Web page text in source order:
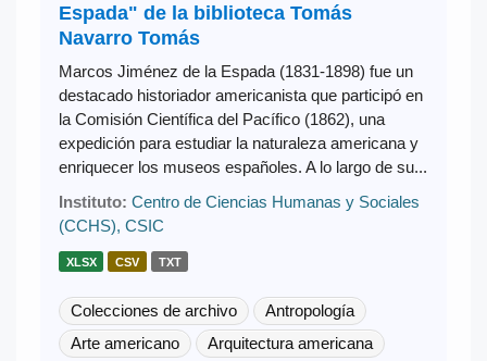
Espada" de la biblioteca Tomás
Navarro Tomás
Marcos Jiménez de la Espada (1831-1898) fue un
destacado historiador americanista que participó en
la Comisión Científica del Pacífico (1862), una
expedición para estudiar la naturaleza americana y
enriquecer los museos españoles. A lo largo de su...
Instituto: Centro de Ciencias Humanas y Sociales
(CCHS), CSIC
XLSX CSV TXT
Colecciones de archivo
Antropología
Arte americano
Arquitectura americana